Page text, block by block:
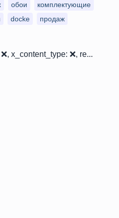
обои
комплектующие
docke продаж
x_content_type: ❌, re...